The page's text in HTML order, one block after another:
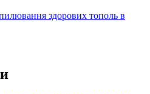
здорових тополь в